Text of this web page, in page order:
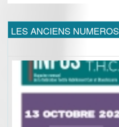
LES ANCIENS NUMEROS